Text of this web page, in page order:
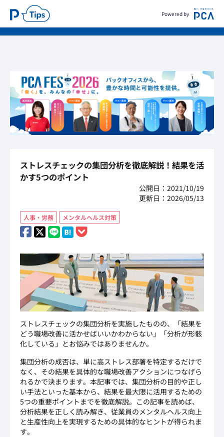
Powered by
ストレスチェックの集団分析を徹底解説！結果を活
かす5つのポイント
公開日：2021/10/19
更新日：2026/05/13
人事・労務 メンタルヘルス対策
ストレスチェックの集団分析を実施したものの、「結果を
どう職場改善に活かせばいいかわからない」「分析が形骸
化している」とお悩みではありませんか。
集団分析の成否は、単に高ストレス部署を特定するだけで
なく、その結果を具体的な職場改善アクションにつなげら
れるかで決まります。本記事では、集団分析の目的や正し
い手法といった基本から、結果を最大限に活用するための
5つの重要ポイントまでを徹底解説。この記事を読めば、
分析結果を正しく読み解き、従業員のメンタルヘルス向上
と生産性向上を実現するための具体的なヒントが得られま
す。